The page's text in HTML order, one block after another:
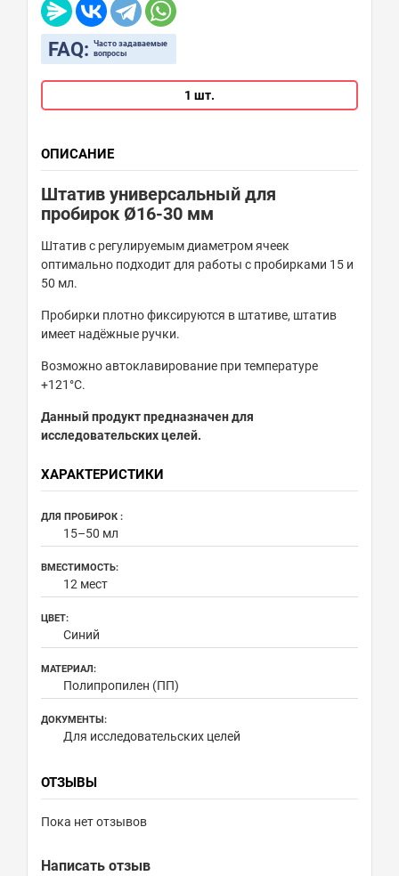
FAQ: Часто задаваемые
вопросы
1 шт.
ОПИСАНИЕ
Штатив универсальный для
пробирок Ø16-30 мм
Штатив с регулируемым диаметром ячеек
оптимально подходит для работы с пробирками 15 и
50 мл.
Пробирки плотно фиксируются в штативе, штатив
имеет надёжные ручки.
Возможно автоклавирование при температуре
+121°С.
Данный продукт предназначен для
исследовательских целей.
ХАРАКТЕРИСТИКИ
ДЛЯ ПРОБИРОК :
15–50 мл
ВМЕСТИМОСТЬ:
12 мест
ЦВЕТ:
Синий
МАТЕРИАЛ:
Полипропилен (ПП)
ДОКУМЕНТЫ:
Для исследовательских целей
ОТЗЫВЫ
Пока нет отзывов
Написать отзыв